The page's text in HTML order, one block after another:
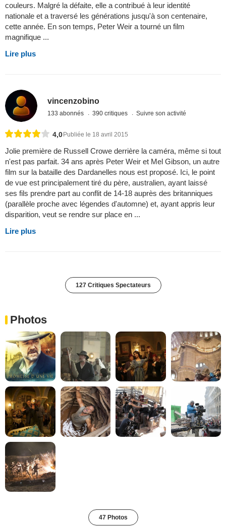
couleurs. Malgré la défaite, elle a contribué à leur identité
nationale et a traversé les générations jusqu'à son centenaire,
cette année. En son temps, Peter Weir a tourné un film
magnifique ...
Lire plus
vincenzobino
133 abonnés 390 critiques Suivre son activité
4,0Publiée le 18 avril 2015
Jolie première de Russell Crowe derrière la caméra, même si tout
n'est pas parfait. 34 ans après Peter Weir et Mel Gibson, un autre
film sur la bataille des Dardanelles nous est proposé. Ici, le point
de vue est principalement tiré du père, australien, ayant laissé
ses fils prendre part au conflit de 14-18 auprès des britanniques
(parallèle proche avec légendes d'automne) et, ayant appris leur
disparition, veut se rendre sur place en ...
Lire plus
127 Critiques Spectateurs
Photos
47 Photos